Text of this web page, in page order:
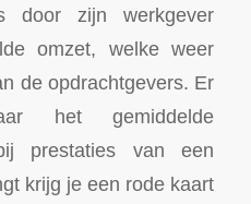
door zijn werkgever
omzet, welke weer
de opdrachtgevers. Er
het gemiddelde
prestaties van een
krijg je een rode kaart